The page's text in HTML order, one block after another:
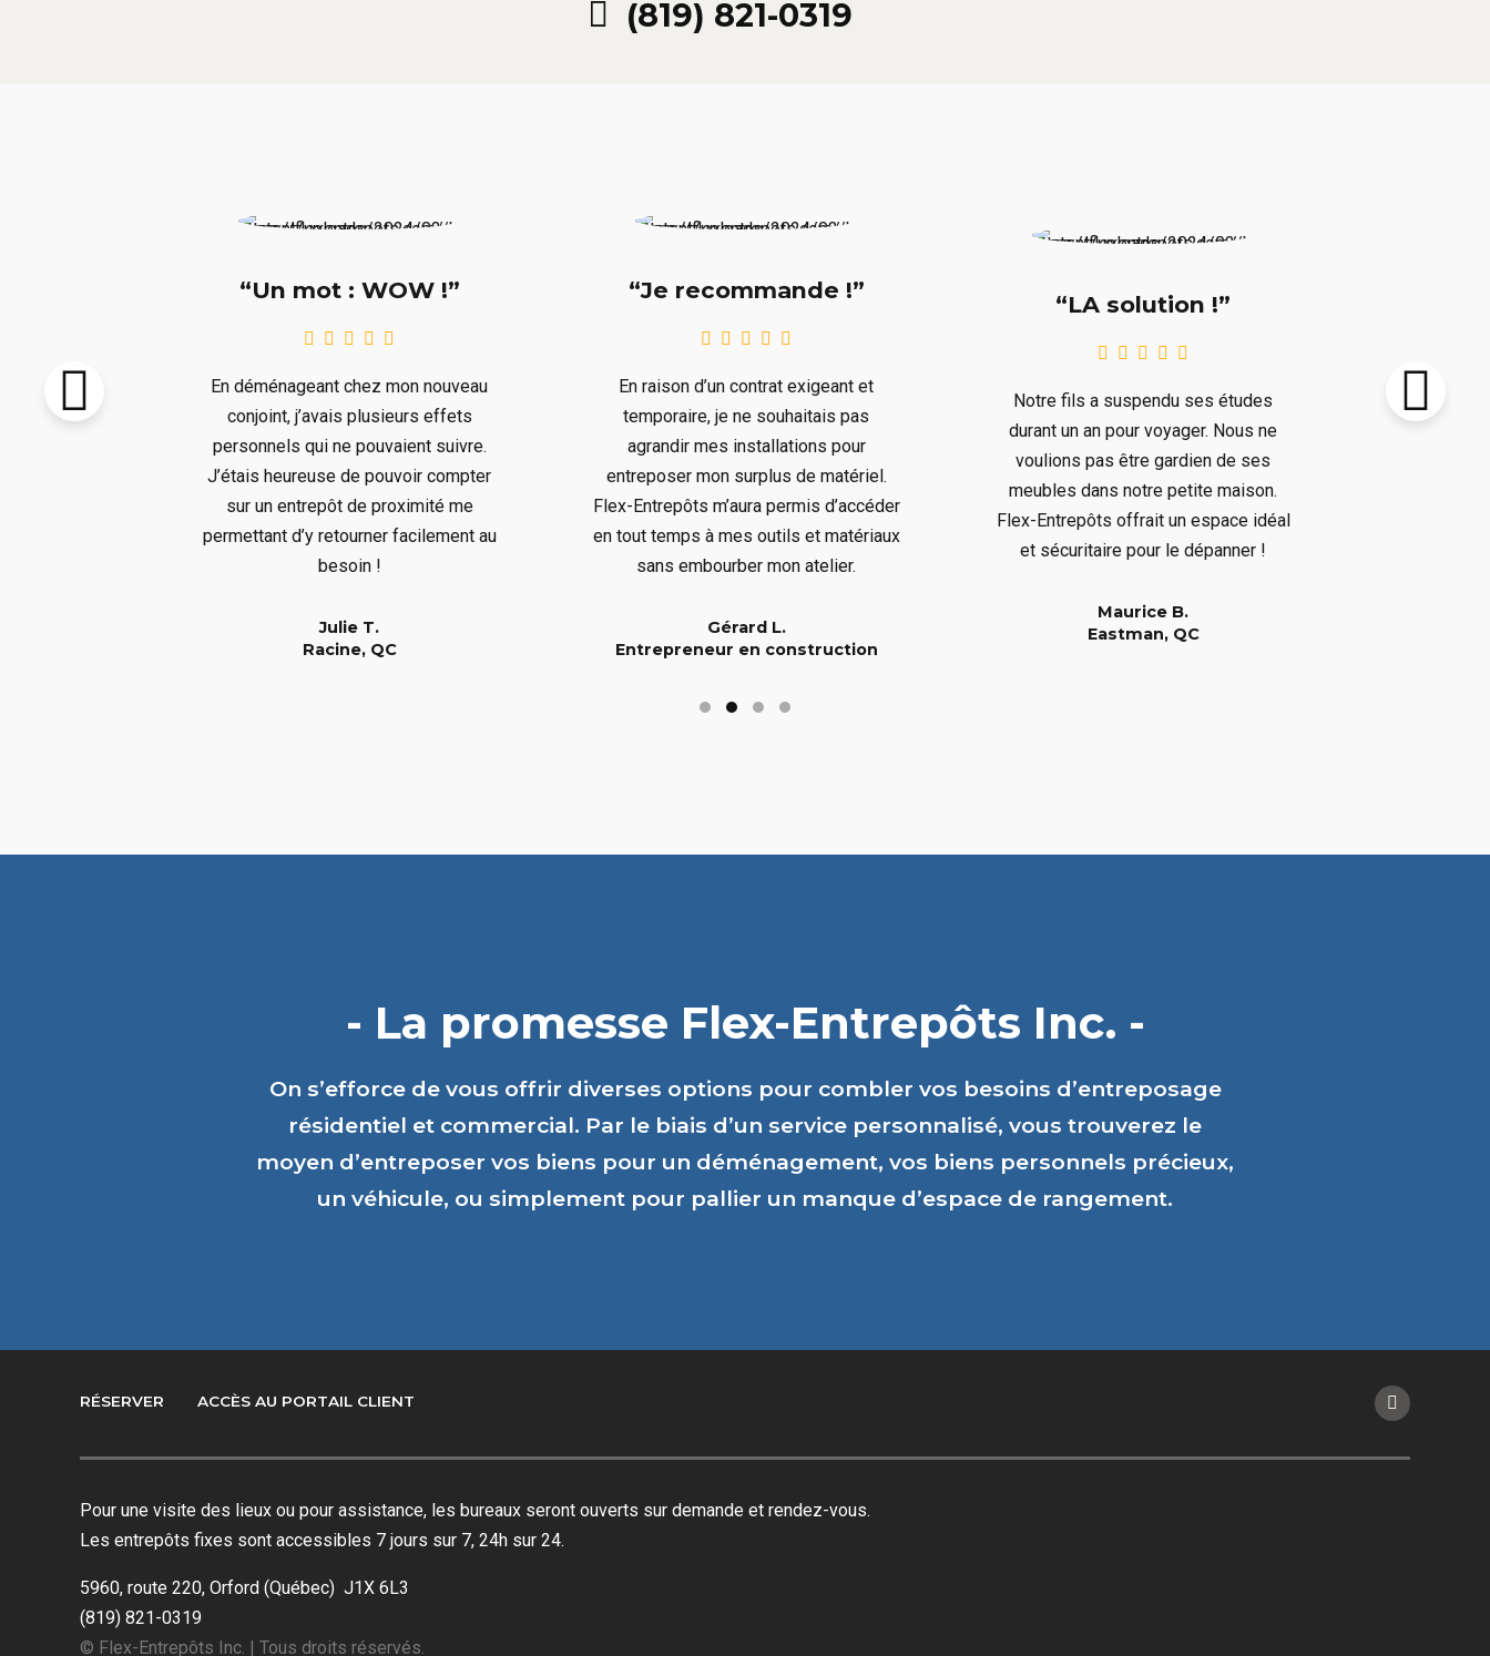
(819) 821-0319
livré avant
“Un mot : WOW !”
En déménageant chez mon nouveau
conjoint, j’avais plusieurs effets
personnels qui ne pouvaient suivre.
J’étais heureuse de pouvoir compter
sur un entrepôt de proximité me
permettant d’y retourner facilement au
besoin !
Julie T.
Racine, QC
“Je recommande !”
En raison d’un contrat exigeant et
temporaire, je ne souhaitais pas
agrandir mes installations pour
entreposer mon surplus de matériel.
Flex-Entrepôts m’aura permis d’accéder
en tout temps à mes outils et matériaux
sans embourber mon atelier.
Gérard L.
Entrepreneur en construction
“LA solution !”
Notre fils a suspendu ses études
durant un an pour voyager. Nous ne
voulions pas être gardien de ses
meubles dans notre petite maison.
Flex-Entrepôts offrait un espace idéal
et sécuritaire pour le dépanner !
Maurice B.
Eastman, QC
le prochain
- La promesse Flex-Entrepôts Inc. -
On s’efforce de vous offrir diverses options pour combler vos besoins d’entreposage
résidentiel et commercial. Par le biais d’un service personnalisé, vous trouverez le
moyen d’entreposer vos biens pour un déménagement, vos biens personnels précieux,
un véhicule, ou simplement pour pallier un manque d’espace de rangement.
RÉSERVER ACCÈS AU PORTAIL CLIENT
Pour une visite des lieux ou pour assistance, les bureaux seront ouverts sur demande et rendez-vous.
Les entrepôts fixes sont accessibles 7 jours sur 7, 24h sur 24.
5960, route 220, Orford (Québec) J1X 6L3
(819) 821-0319
© Flex-Entrepôts Inc. | Tous droits réservés.